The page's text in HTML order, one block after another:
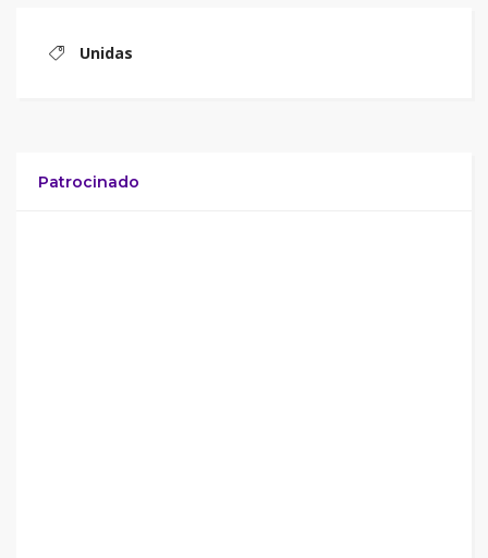
Unidas
Patrocinado